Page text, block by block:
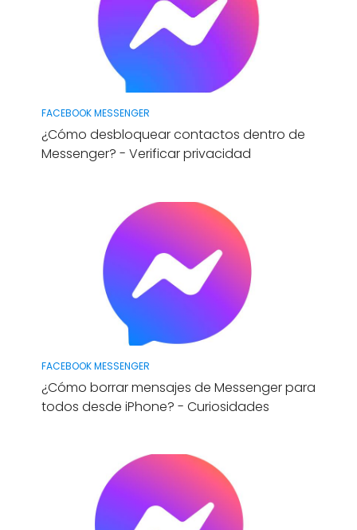
FACEBOOK MESSENGER
¿Cómo desbloquear contactos dentro de
Messenger? - Verificar privacidad
FACEBOOK MESSENGER
¿Cómo borrar mensajes de Messenger para
todos desde iPhone? - Curiosidades